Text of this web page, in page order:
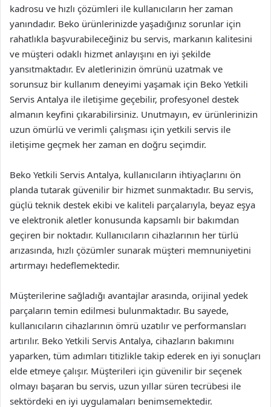
kadrosu ve hızlı çözümleri ile kullanıcıların her zaman
yanındadır. Beko ürünlerinizde yaşadığınız sorunlar için
rahatlıkla başvurabileceğiniz bu servis, markanın kalitesini
ve müşteri odaklı hizmet anlayışını en iyi şekilde
yansıtmaktadır. Ev aletlerinizin ömrünü uzatmak ve
sorunsuz bir kullanım deneyimi yaşamak için Beko Yetkili
Servis Antalya ile iletişime geçebilir, profesyonel destek
almanın keyfini çıkarabilirsiniz. Unutmayın, ev ürünlerinizin
uzun ömürlü ve verimli çalışması için yetkili servis ile
iletişime geçmek her zaman en doğru seçimdir.
Beko Yetkili Servis Antalya, kullanıcıların ihtiyaçlarını ön
planda tutarak güvenilir bir hizmet sunmaktadır. Bu servis,
güçlü teknik destek ekibi ve kaliteli parçalarıyla, beyaz eşya
ve elektronik aletler konusunda kapsamlı bir bakımdan
geçiren bir noktadır. Kullanıcıların cihazlarının her türlü
arızasında, hızlı çözümler sunarak müşteri memnuniyetini
artırmayı hedeflemektedir.
Müşterilerine sağladığı avantajlar arasında, orijinal yedek
parçaların temin edilmesi bulunmaktadır. Bu sayede,
kullanıcıların cihazlarının ömrü uzatılır ve performansları
artırılır. Beko Yetkili Servis Antalya, cihazların bakımını
yaparken, tüm adımları titizlikle takip ederek en iyi sonuçları
elde etmeye çalışır. Müşterileri için güvenilir bir seçenek
olmayı başaran bu servis, uzun yıllar süren tecrübesi ile
sektördeki en iyi uygulamaları benimsemektedir.